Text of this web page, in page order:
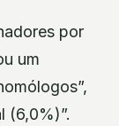
por
um
(6,0%)”.